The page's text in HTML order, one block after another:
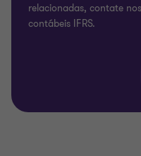
relacionadas, contate
contábeis IFRS.